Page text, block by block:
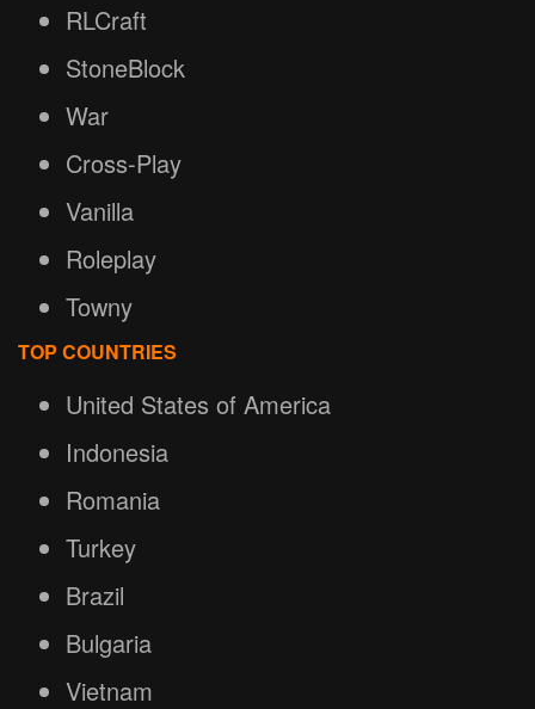
RLCraft
StoneBlock
War
Cross-Play
Vanilla
Roleplay
Towny
TOP COUNTRIES
United States of America
Indonesia
Romania
Turkey
Brazil
Bulgaria
Vietnam